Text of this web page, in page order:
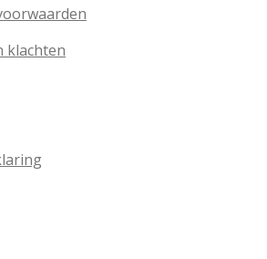
klachten